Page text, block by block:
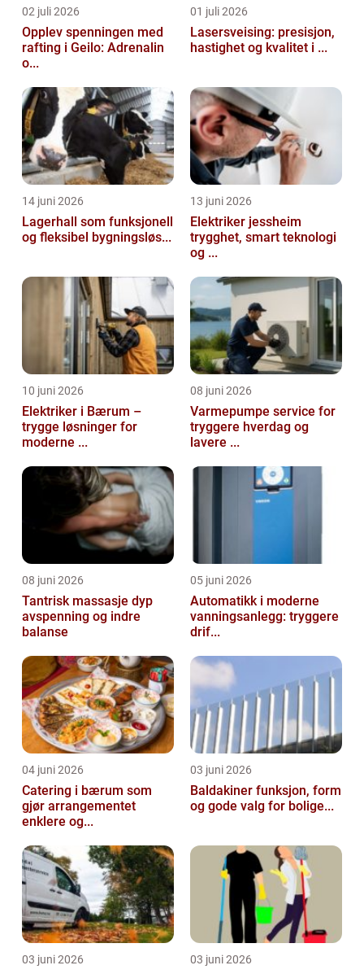
02 juli 2026
Opplev spenningen med
rafting i Geilo: Adrenalin
o...
01 juli 2026
Lasersveising: presisjon,
hastighet og kvalitet i ...
14 juni 2026
Lagerhall som funksjonell
og fleksibel bygningsløs...
13 juni 2026
Elektriker jessheim
trygghet, smart teknologi
og ...
10 juni 2026
Elektriker i Bærum –
trygge løsninger for
moderne ...
08 juni 2026
Varmepumpe service for
tryggere hverdag og
lavere ...
08 juni 2026
Tantrisk massasje dyp
avspenning og indre
balanse
05 juni 2026
Automatikk i moderne
vanningsanlegg: tryggere
drif...
04 juni 2026
Catering i bærum som
gjør arrangementet
enklere og...
03 juni 2026
Baldakiner funksjon, form
og gode valg for bolige...
03 juni 2026 03 juni 2026